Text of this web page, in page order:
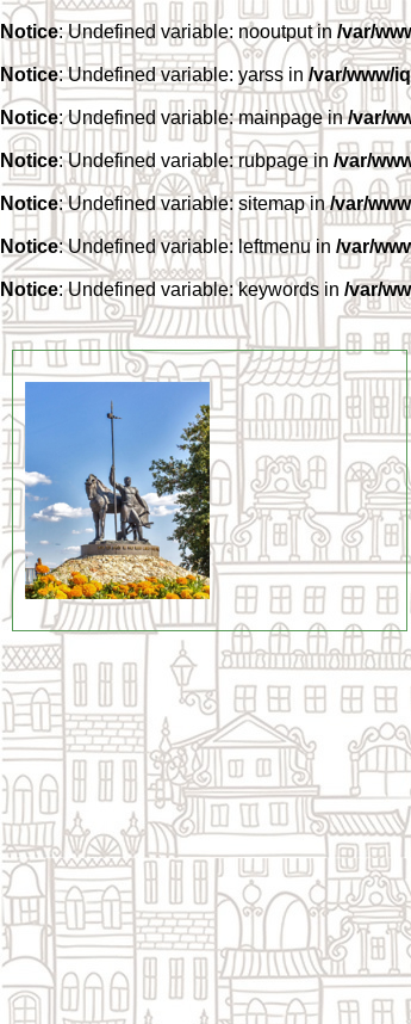
Notice: Undefined variable: nooutput in /var/
Notice: Undefined variable: yarss in /var/www/
Notice: Undefined variable: mainpage in/var/
Notice: Undefined variable: rubpage in /var/
Notice: Undefined variable: sitemap in/var/
Notice: Undefined variable: leftmenu in /var/
Notice: Undefined variable: keywords in /var/